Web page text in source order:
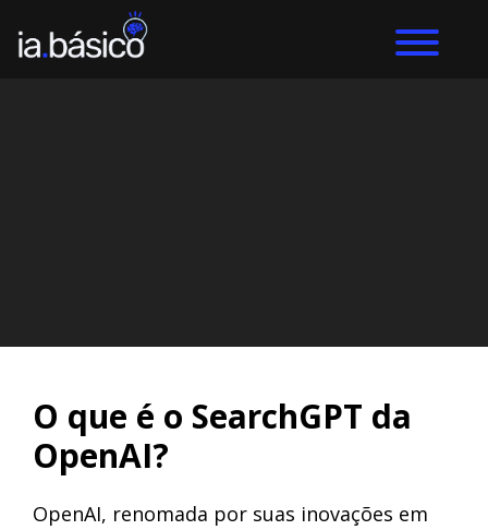
O que é o SearchGPT da
OpenAI?
OpenAI, renomada por suas inovações em